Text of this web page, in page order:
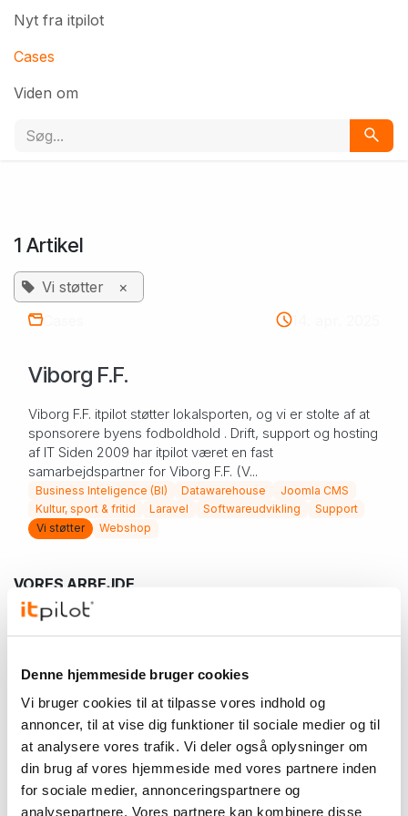
Denne hjemmeside bruger cookies
Vi bruger cookies til at tilpasse vores indhold og
annoncer, til at vise dig funktioner til sociale medier og til
at analysere vores trafik. Vi deler også oplysninger om
din brug af vores hjemmeside med vores partnere inden
for sociale medier, annonceringspartnere og
analysepartnere. Vores partnere kan kombinere disse
Nyt fra itpilot
Cases
Viden om
1 Artikel
Vi støtter
×
Cases
14. apr. 2025
Viborg F.F.
Viborg F.F. itpilot støtter lokalsporten, og vi er stolte af at
sponsorere byens fodboldhold . Drift, support og hosting
af IT Siden 2009 har itpilot været en fast
samarbejdspartner for Viborg F.F. (V...
Business Inteligence (BI) Datawarehouse
Joomla CMS
Kultur, sport & fritid
Laravel Softwareudvikling
Support
Vi støtter
Webshop
VORES ARBEJDE
Vi hjælper virksomheder med digitale løsninger, der er
forretningen arbejder på.
TAGS
Andet